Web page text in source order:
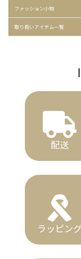
ファッション小物
取り扱いアイテム一覧
配送
ラッピング